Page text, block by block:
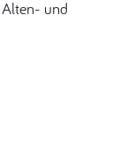
und